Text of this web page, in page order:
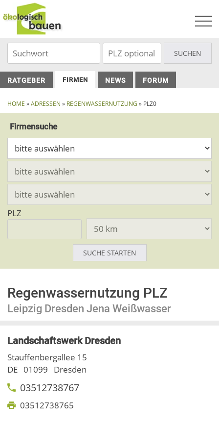
to
content
RATGEBER FIRMEN NEWS FORUM
HOME »ADRESSEN » REGENWASSERNUTZUNG » PLZ0
Firmensuche
PLZ
Regenwassernutzung PLZ
Leipzig Dresden Jena Weißwasser
Landschaftswerk Dresden
Stauffenbergallee 15
DE 01099 Dresden
03512738767
03512738765